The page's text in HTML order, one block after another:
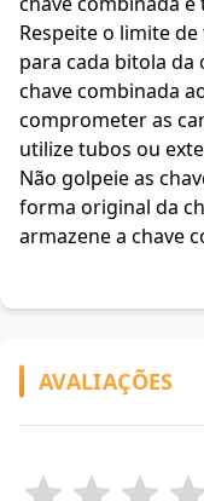
Respeite o limite
para cada bitola da
chave combinada
comprometer as
utilize tubos ou
Não golpeie as
forma original da
armazene a chave
AVALIAÇÕES